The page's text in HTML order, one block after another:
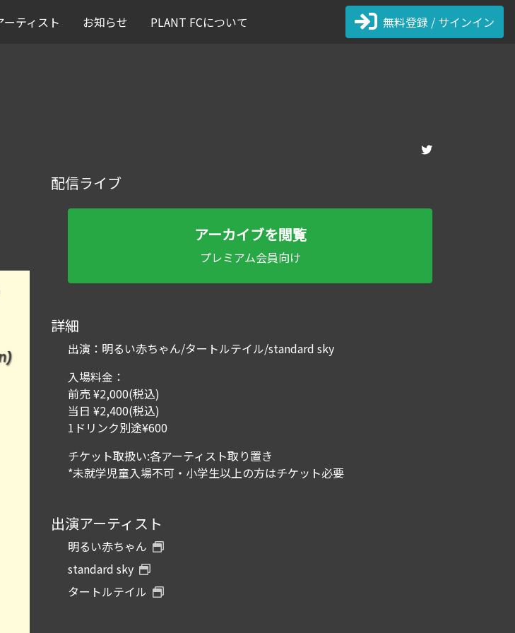
ーティスト お知らせ PLANT FCについて 無料登録 / サインイン
配信ライブ
アーカイブを閲覧
プレミアム会員向け
詳細
出演：明るい赤ちゃん/タートルテイル/standard sky
入場料金：
前売 ¥2,000(税込)
当日 ¥2,400(税込)
1ドリンク別途¥600
チケット取扱い:各アーティスト取り置き
*未就学児童入場不可・小学生以上の方はチケット必要
出演アーティスト
明るい赤ちゃん
standard sky
タートルテイル